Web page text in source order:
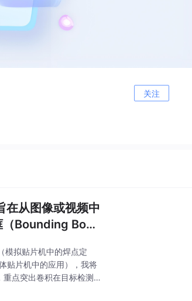
关注
从图像或视频中
（Bounding Bo
模拟贴片机中的焊点定
贴片机中的应用），我将
点突出卷积在目标检测中